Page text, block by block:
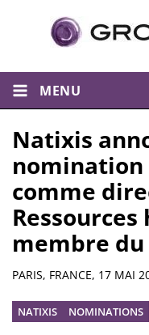
MENU
Natixis
nomination
comme
membre
Résumé
PARIS, FRANCE, 17 MAI
NATIXIS NOMINATIONS